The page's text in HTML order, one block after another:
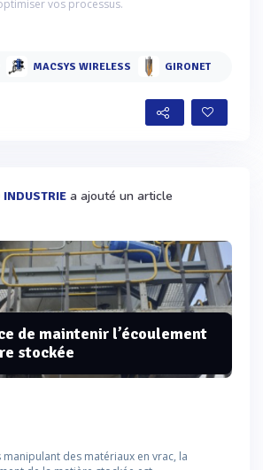
vos processus.
MACSYS WIRELESS GIRONET
INDUSTRIE a ajouté un article
de maintenir l’écoulement
stockée
des matériaux en vrac, la